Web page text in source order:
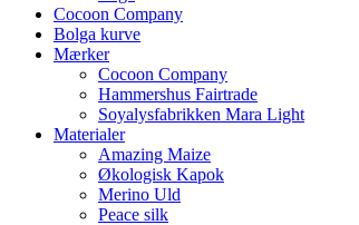
Cocoon Company
Bolga kurve
Mærker
Cocoon Company
Hammershus Fairtrade
Soyalysfabrikken Mara Light
Materialer
Amazing Maize
Økologisk Kapok
Merino Uld
Peace silk